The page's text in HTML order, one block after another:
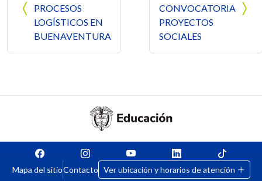
PROCESOS
LOGÍSTICOS EN
BUENAVENTURA
CONVOCATORIA
PROYECTOS
SOCIALES
Mapa del sitioContacto Ver ubicación y horarios de atención